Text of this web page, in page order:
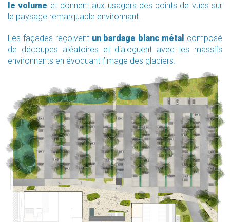
le volume et donnent aux usagers des points de vues sur
le paysage remarquable environnant.
Les façades reçoivent un bardage blanc métal composé
de découpes aléatoires et dialoguent avec les massifs
environnants en évoquant l’image des glaciers.